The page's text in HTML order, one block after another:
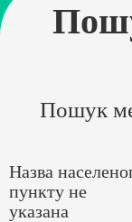
Пошук
Назва
пункту не
указана